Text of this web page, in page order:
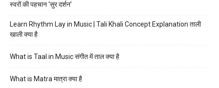
स्वरों की पहचान ‘सुर दर्शन’
Learn Rhythm Lay in Music | Tali Khali Concept Explanation ताली
खाली क्या है
What is Taal in Music संगीत में ताल क्या है
What is Matra मात्रा क्या है